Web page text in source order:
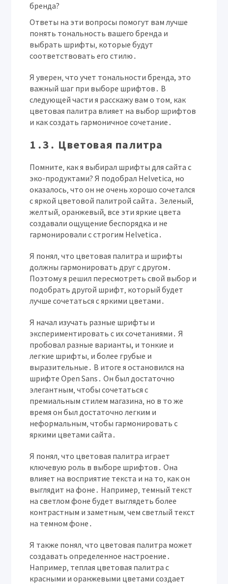
бренда?
Ответы на эти вопросы помогут вам лучше
понять тональность вашего бренда и
выбрать шрифты‚ которые будут
соответствовать его стилю․
Я уверен‚ что учет тональности бренда, это
важный шаг при выборе шрифтов․ В
следующей части я расскажу вам о том‚ как
цветовая палитра влияет на выбор шрифтов
и как создать гармоничное сочетание․
1․3․ Цветовая палитра
Помните‚ как я выбирал шрифты для сайта с
эко-продуктами? Я подобрал Helvetica‚ но
оказалось‚ что он не очень хорошо сочетался
с яркой цветовой палитрой сайта․ Зеленый‚
желтый‚ оранжевый, все эти яркие цвета
создавали ощущение беспорядка и не
гармонировали с строгим Helvetica․
Я понял‚ что цветовая палитра и шрифты
должны гармонировать друг с другом․
Поэтому я решил пересмотреть свой выбор и
подобрать другой шрифт‚ который будет
лучше сочетаться с яркими цветами․
Я начал изучать разные шрифты и
экспериментировать с их сочетаниями․ Я
пробовал разные варианты, и тонкие и
легкие шрифты‚ и более грубые и
выразительные․ В итоге я остановился на
шрифте Open Sans․ Он был достаточно
элегантным‚ чтобы сочетаться с
премиальным стилем магазина‚ но в то же
время он был достаточно легким и
неформальным‚ чтобы гармонировать с
яркими цветами сайта․
Я понял‚ что цветовая палитра играет
ключевую роль в выборе шрифтов․ Она
влияет на восприятие текста и на то‚ как он
выглядит на фоне․ Например‚ темный текст
на светлом фоне будет выглядеть более
контрастным и заметным‚ чем светлый текст
на темном фоне․
Я также понял‚ что цветовая палитра может
создавать определенное настроение․
Например‚ теплая цветовая палитра с
красными и оранжевыми цветами создает